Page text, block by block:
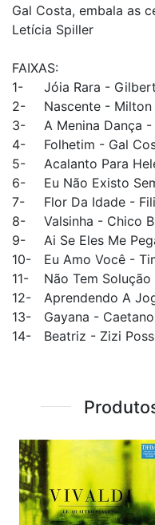
Gal Costa, embala as
Letícia Spiller
FAIXAS:
1-
Jóia Rara -
2-
Nascente -
3-
A Menina Dança
4-
Folhetim - Gal
5-
Acalanto Para
6-
Eu Não Existo
7-
Flor Da Idade -
8-
Valsinha - Chico
9-
Ai Se Eles Me
10-
Eu Amo Você -
11-
Não Tem
12-
Aprendendo A
13-
Gayana -
14-
Beatriz - Zizi